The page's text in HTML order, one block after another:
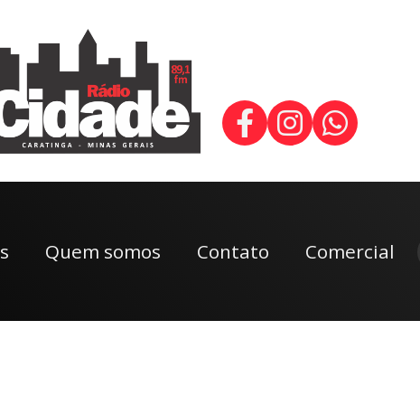
Quem somos Contato Comercial